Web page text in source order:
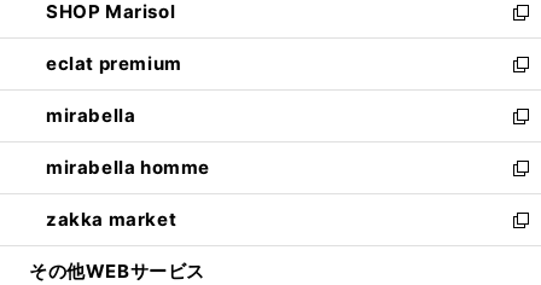
く
で
開
く
ド
ウ
で
開
く
ィ
ン
ド
ウ
で
開
く
い
ウ
ィ
ン
ド
ウ
で
開
く
SHOP Marisol
新
し
い
ウ
ィ
ン
ド
ウ
で
開
eclat premium
新
し
い
ウ
ィ
ン
ド
ウ
mirabella
新
し
い
ウ
ィ
ン
mirabella homme
新
し
い
ウ
zakka market
新
し
その他WEBサービス